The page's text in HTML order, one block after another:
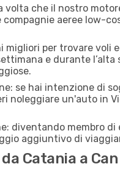
che il nostro
aeree low-
migliori per trovare
e durante
se hai intenzione di
noleggiare un'auto in
diventando membro
aggiuntivo di
Catania a Can